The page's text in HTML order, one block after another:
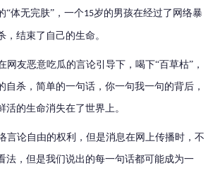
“体无完肤”，一个15岁的男孩在经过了网络暴
，结束了自己的生命。
网友恶意吃瓜的言论引导下，喝下“百草枯”，
自杀，简单的一句话，你一句我一句的背后，
活的生命消失在了世界上。
言论自由的权利，但是消息在网上传播时，不
法，但是我们说出的每一句话都可能成为一